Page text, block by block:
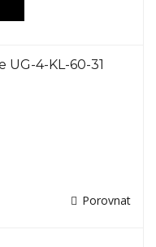
UG-4-KL-60-31
Porovnat